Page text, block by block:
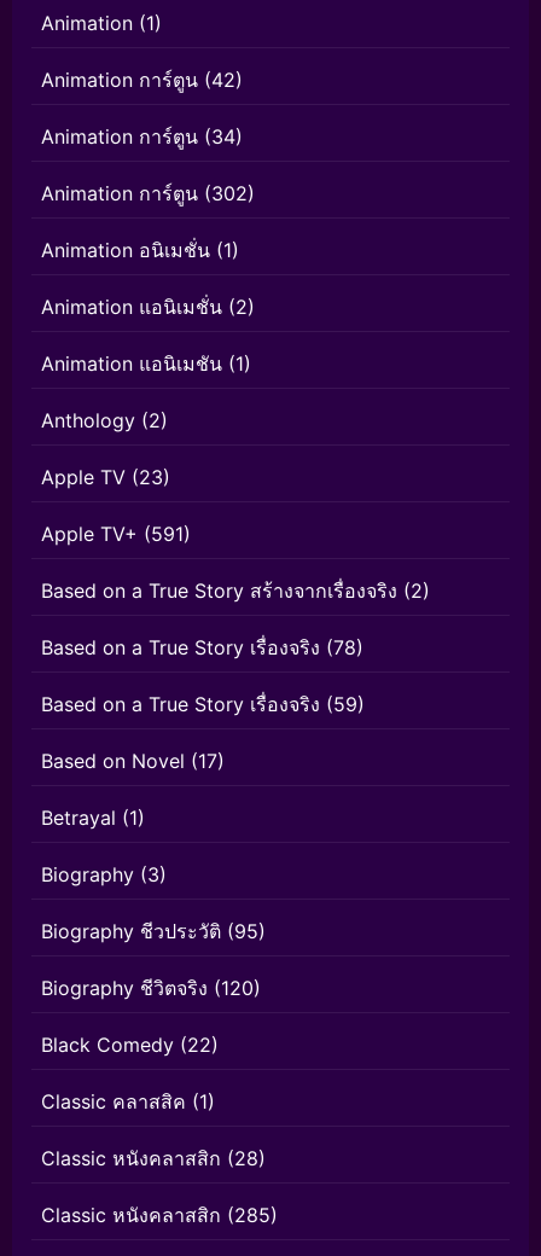
Animation (1)
Animation การ์ตูน (42)
Animation การ์ตูน (34)
Animation การ์ตูน (302)
Animation อนิเมชั่น (1)
Animation แอนิเมชั่น (2)
Animation แอนิเมชัน (1)
Anthology (2)
Apple TV (23)
Apple TV+ (591)
Based on a True Story สร้างจากเรื่องจริง (2)
Based on a True Story เรื่องจริง (78)
Based on a True Story เรื่องจริง (59)
Based on Novel (17)
Betrayal (1)
Biography (3)
Biography ชีวประวัติ (95)
Biography ชีวิตจริง (120)
Black Comedy (22)
Classic คลาสสิค (1)
Classic หนังคลาสสิก (28)
Classic หนังคลาสสิก (285)